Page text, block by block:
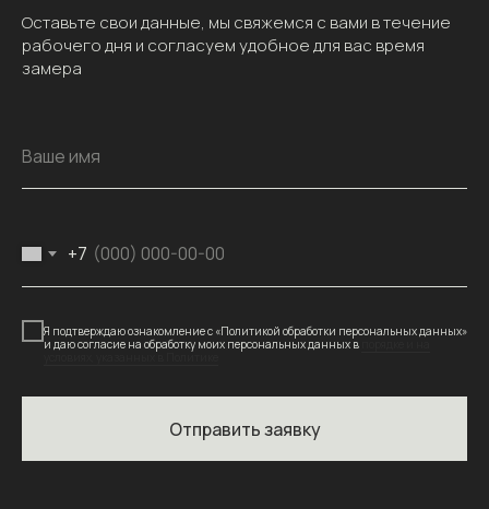
Оставьте свои данные, мы свяжемся с вами в течение
рабочего дня и согласуем удобное для вас время
замера
Ваше имя
+7
Я подтверждаю ознакомление с «Политикой обработки персональных данных»
и даю согласие на обработку моих персональных данных в
условиях, указанных в Политике
Отправить заявку